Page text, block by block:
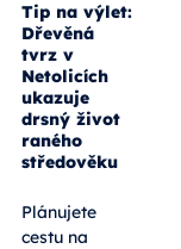
Tip na výlet:
Dřevěná
tvrz v
Netolicích
ukazuje
drsný život
raného
středověku
Plánujete
cestu na